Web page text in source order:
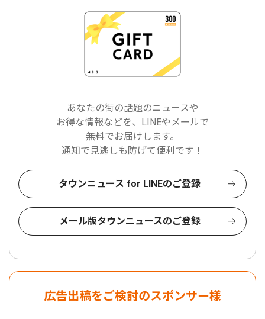
あなたの街の話題のニュースや
お得な情報などを、LINEやメールで
無料でお届けします。
通知で見逃しも防げて便利です！
タウンニュース for LINEのご登録
メール版タウンニュースのご登録
広告出稿をご検討のスポンサー様